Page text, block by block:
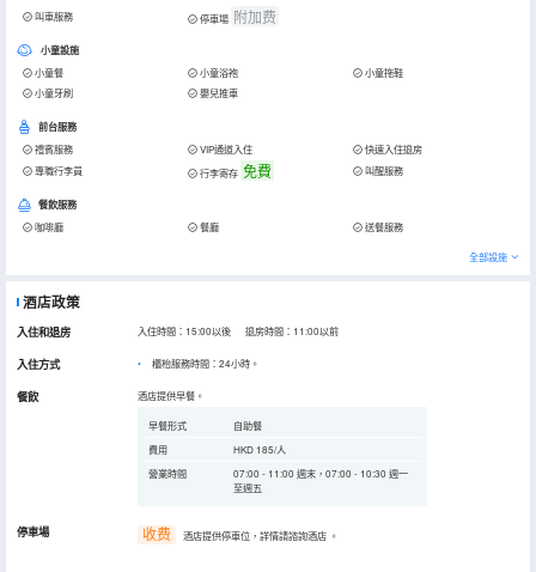
叫車服務 停車場 附加费
小童設施
小童餐 小童浴袍
小童拖鞋
小童牙刷
嬰兒推車
前台服務
禮賓服務 VIP通道入住
快速入住退房
專職行李員
行李寄存 免費 叫醒服務
餐飲服務
咖啡廳 餐廳 送餐服務
全部設施
酒店政策
入住和退房 入住時間：15:00以後 退房時間：11:00以前
入住方式 櫃枱服務時間：24小時。
餐飲 酒店提供早餐。
早餐形式
自助餐
費用
HKD 185/人
營業時間
07:00 - 11:00 週末，07:00 - 10:30 週一
至週五
停車場 收费 酒店提供停車位，詳情請諮詢酒店 。